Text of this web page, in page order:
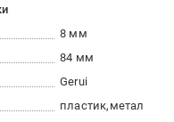
8 мм
84 мм
Gerui
пластик метал